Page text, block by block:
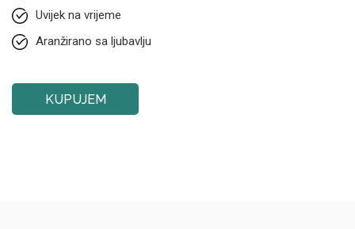
Uvijek na vrijeme
Aranžirano sa ljubavlju
KUPUJEM